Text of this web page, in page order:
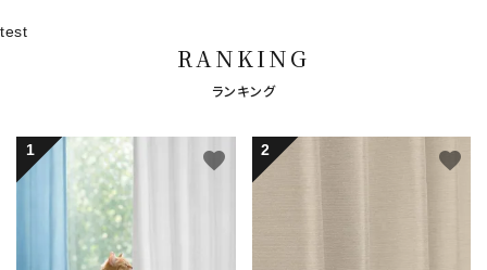
test
RANKING
ランキング
favorite favorite